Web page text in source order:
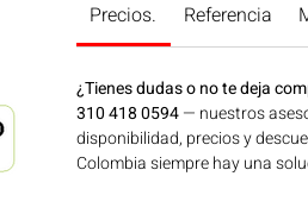
Precios. Referencia
¿Tienes dudas o no te deja
310 418 0594— nuestros
disponibilidad, precios y
Colombia siempre hay una